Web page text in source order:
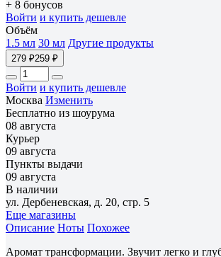
+ 8 бонусов
Войти и купить дешевле
Объём
1.5 мл 30 мл Другие продукты
279 ₽259 ₽
Войти и купить дешевле
Москва Изменить
Бесплатно из шоурума
08 августа
Курьер
09 августа
Пункты выдачи
09 августа
В наличии
ул. Дербеневская, д. 20, стр. 5
Еще магазины
Описание Ноты Похожее
Аромат трансформации. Звучит легко и